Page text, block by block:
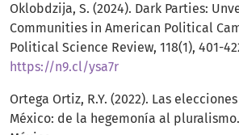
Oklobdzija, S. (2024). Dark Parties:
Communities in American Political
Political Science Review, 118(1), 401-
https://n9.cl/ysa7r
Ortega Ortiz, R.Y. (2022). Las
México: de la hegemonía al